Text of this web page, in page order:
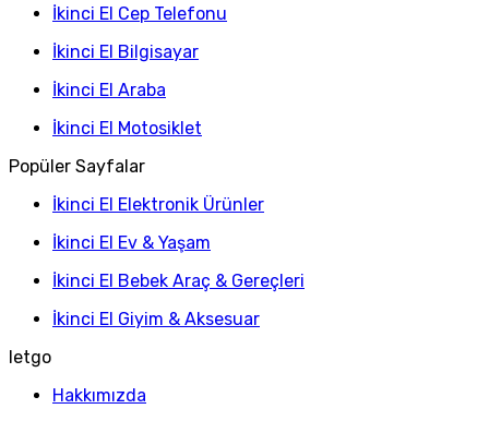
İkinci El Cep Telefonu
İkinci El Bilgisayar
İkinci El Araba
İkinci El Motosiklet
Popüler Sayfalar
İkinci El Elektronik Ürünler
İkinci El Ev & Yaşam
İkinci El Bebek Araç & Gereçleri
İkinci El Giyim & Aksesuar
letgo
Hakkımızda